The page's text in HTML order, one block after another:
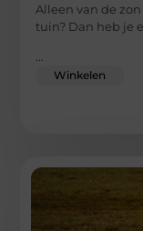
Alleen van de
tuin? Dan heb je
Winkelen